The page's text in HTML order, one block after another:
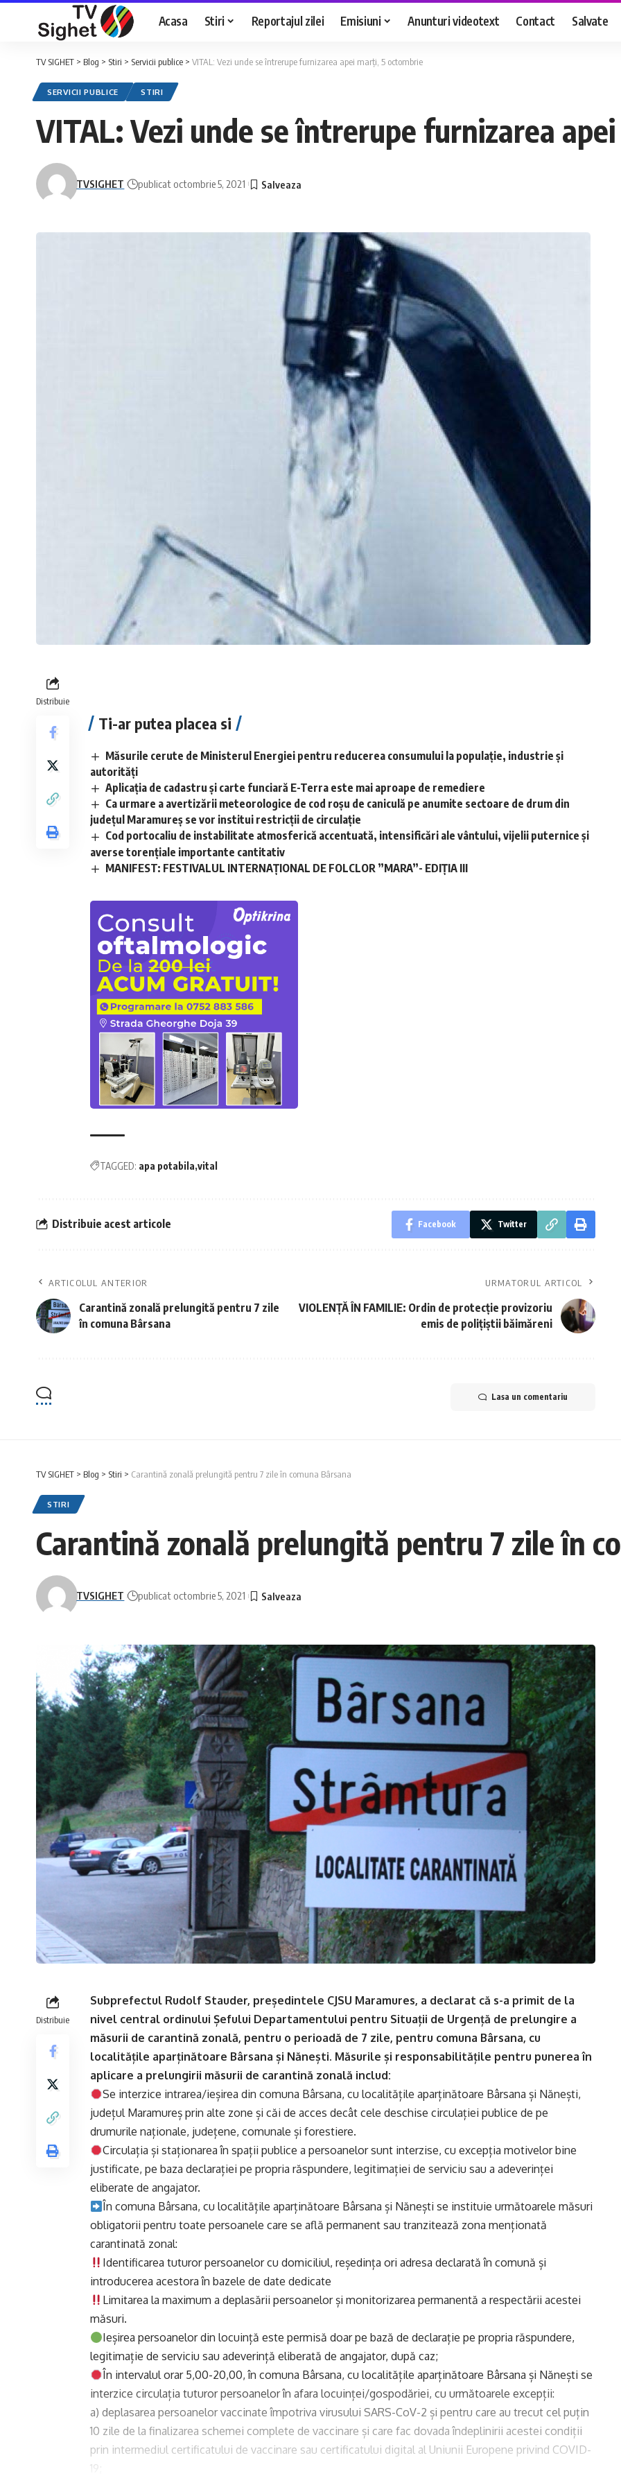
Acasa Stiri Reportajul zilei Emisiuni Anunturi videotext Contact Salvate
TV SIGHET > Blog > Stiri > Servicii publice > VITAL: Vezi unde se întrerupe furnizarea apei marți, 5 octombrie
SERVICII PUBLICE STIRI
VITAL: Vezi unde se întrerupe furnizarea
TVSIGHET publicat octombrie 5, 2021
Distribuie
Ti-ar putea placea si
Măsurile cerute de Ministerul Energiei pentru reducerea consumului la populație, industrie și
autorități
Aplicaţia de cadastru şi carte funciară E-Terra este mai aproape de remediere
Ca urmare a avertizării meteorologice de cod roșu de caniculă pe anumite sectoare de drum din
județul Maramureș se vor institui restricții de circulație
Cod portocaliu de instabilitate atmosferică accentuată, intensificări ale vântului, vijelii puternice și
averse torențiale importante cantitativ
MANIFEST: FESTIVALUL INTERNAȚIONAL DE FOLCLOR ”MARA”- EDIȚIA III
TAGGED: apa potabila vital
Distribuie acest articole Facebook Twitter
ARTICOLUL ANTERIOR
Carantină zonală prelungită pentru 7 zile
în comuna Bârsana
URMATORUL ARTICOL
VIOLENȚĂ ÎN FAMILIE: Ordin de protecție provizoriu
emis de polițiștii băimăreni
Lasa un comentariu
TV SIGHET > Blog > Stiri > Carantină zonală prelungită pentru 7 zile în comuna Bârsana
STIRI
Carantină zonală prelungită pentru 7 zile în
TVSIGHET publicat octombrie 5, 2021
Distribuie
Subprefectul Rudolf Stauder, președintele CJSU Maramures, a declarat că s-a primit de la
nivel central ordinului Șefului Departamentului pentru Situații de Urgență de prelungire a
măsurii de carantină zonală, pentru o perioadă de 7 zile, pentru comuna Bârsana, cu
localitățile aparținătoare Bârsana și Nănești. Măsurile și responsabilitățile pentru punerea în
aplicare a prelungirii măsurii de carantină zonală includ:
Se interzice intrarea/ieșirea din comuna Bârsana, cu localitățile aparținătoare Bârsana și Nănești,
județul Maramureș prin alte zone și căi de acces decât cele deschise circulației publice de pe
drumurile naționale, județene, comunale și forestiere.
Circulația și staționarea în spații publice a persoanelor sunt interzise, cu excepția motivelor bine
justificate, pe baza declarației pe propria răspundere, legitimației de serviciu sau a adeverinței
eliberate de angajator.
În comuna Bârsana, cu localitățile aparținătoare Bârsana și Nănești se instituie următoarele măsuri
obligatorii pentru toate persoanele care se află permanent sau tranzitează zona menționată
carantinată zonal:
Identificarea tuturor persoanelor cu domiciliul, reședința ori adresa declarată în comună și
introducerea acestora în bazele de date dedicate
Limitarea la maximum a deplasării persoanelor și monitorizarea permanentă a respectării acestei
măsuri.
Ieșirea persoanelor din locuință este permisă doar pe bază de declarație pe propria răspundere,
legitimație de serviciu sau adeverință eliberată de angajator, după caz;
În intervalul orar 5,00-20,00, în comuna Bârsana, cu localitățile aparținătoare Bârsana și Nănești se
interzice circulația tuturor persoanelor în afara locuinței/gospodăriei, cu următoarele excepții:
a) deplasarea persoanelor vaccinate împotriva virusului SARS-CoV-2 și pentru care au trecut cel puțin
10 zile de la finalizarea schemei complete de vaccinare și care fac dovada îndeplinirii acestei condiții
prin intermediul certificatului de vaccinare sau certificatului digital al Uniunii Europene privind COVID-
19;